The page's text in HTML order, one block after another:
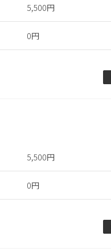
5,500円
0円
5,500円
0円